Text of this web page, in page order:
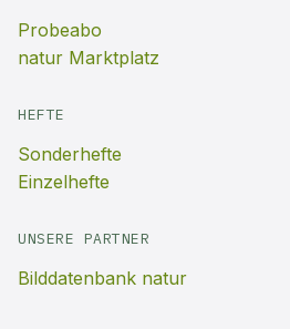
Probeabo
natur Marktplatz
HEFTE
Sonderhefte
Einzelhefte
UNSERE PARTNER
Bilddatenbank natur